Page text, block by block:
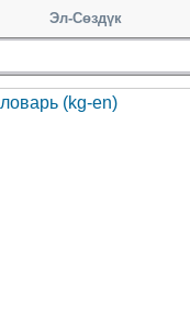
Эл-Сөздүк
(kg-en)